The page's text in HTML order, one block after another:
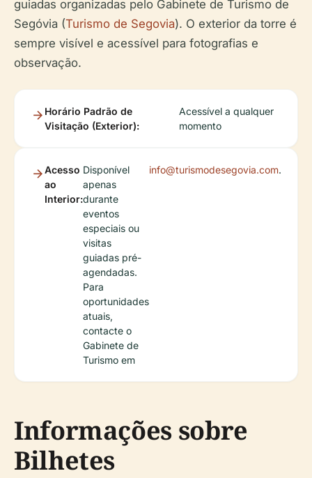
guiadas organizadas pelo Gabinete de Turismo de
Segóvia (Turismo de Segovia). O exterior da torre é
sempre visível e acessível para fotografias e
observação.
Horário Padrão de
Visitação (Exterior):
Acessível a qualquer
momento
Acesso
ao
Interior:
Disponível
apenas
durante
eventos
especiais ou
visitas
guiadas pré-
agendadas.
Para
oportunidades
atuais,
contacte o
Gabinete de
Turismo em
info@turismodesegovia.com.
Informações sobre
Bilhetes